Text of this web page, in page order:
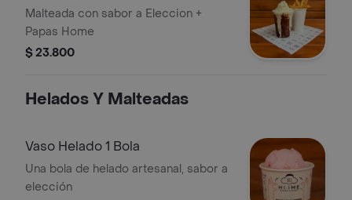
Malteada con sabor a Eleccion +
Papas Home
$ 23.800
Helados Y Malteadas
Vaso Helado 1 Bola
Una bola de helado artesanal, sabor a
elección